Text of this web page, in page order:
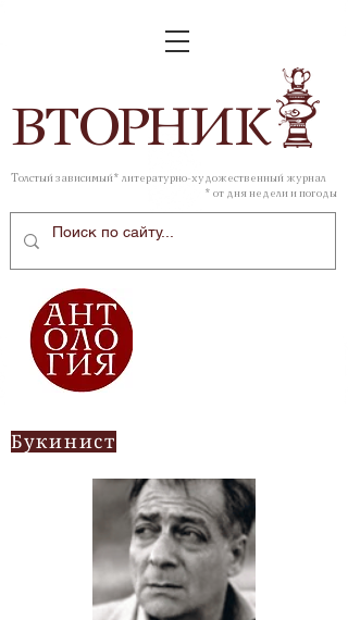
ВТОРНИК
Толстый зависимый* литературно-художественный журнал
* от дня недели и погоды
Букинист